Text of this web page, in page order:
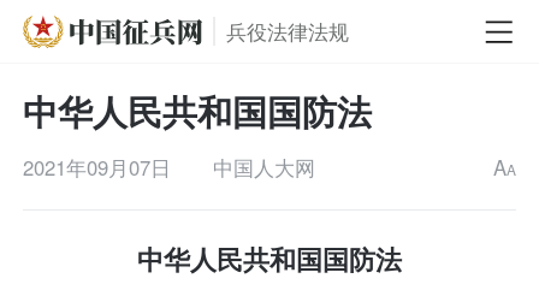
兵役法律法规
中华人民共和国国防法
2021年09月07日 中国人大网 AA
中华人民共和国国防法